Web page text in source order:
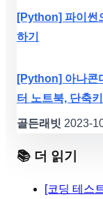
[Python] 파이썬
하기
[Python] 아나콘
터 노트북, 단축키
골든래빗 2023-
📚 더 읽기
[코딩 테스